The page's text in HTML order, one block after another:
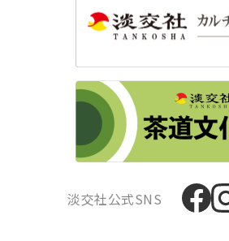
淡交社公式SNS